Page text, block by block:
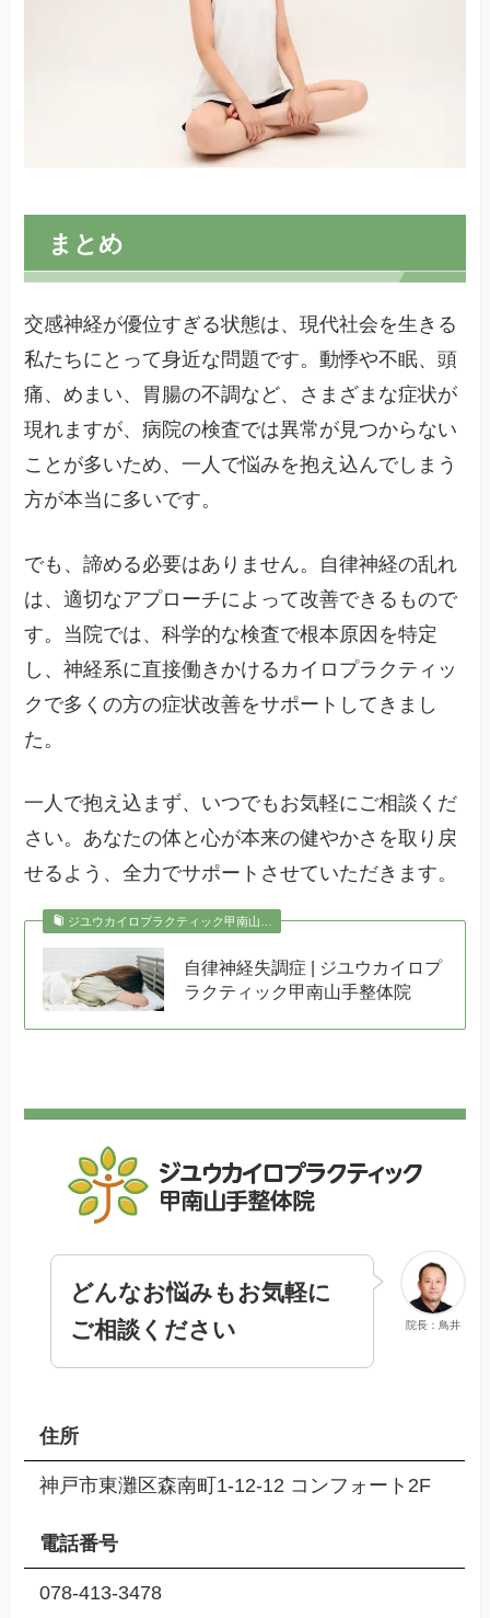
まとめ
交感神経が優位すぎる状態は、現代社会を生きる
私たちにとって身近な問題です。動悸や不眠、頭
痛、めまい、胃腸の不調など、さまざまな症状が
現れますが、病院の検査では異常が見つからない
ことが多いため、一人で悩みを抱え込んでしまう
方が本当に多いです。
でも、諦める必要はありません。自律神経の乱れ
は、適切なアプローチによって改善できるもので
す。当院では、科学的な検査で根本原因を特定
し、神経系に直接働きかけるカイロプラクティッ
クで多くの方の症状改善をサポートしてきまし
た。
一人で抱え込まず、いつでもお気軽にご相談くだ
さい。あなたの体と心が本来の健やかさを取り戻
せるよう、全力でサポートさせていただきます。
ジユウカイロプラクティック甲南山…
自律神経失調症 | ジユウカイロプ
ラクティック甲南山手整体院
院長：鳥井
どんなお悩みもお気軽に
ご相談ください
住所
神戸市東灘区森南町1-12-12 コンフォート2F
電話番号
078-413-3478